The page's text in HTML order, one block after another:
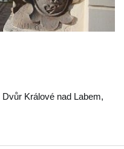
Dvůr Králové nad Labem,